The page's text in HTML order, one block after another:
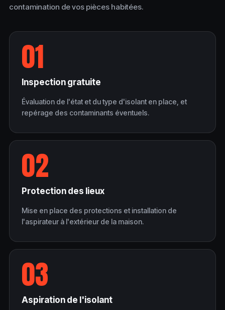
contamination de vos pièces habitées.
01
Inspection gratuite
Évaluation de l'état et du type d'isolant en place, et
repérage des contaminants éventuels.
02
Protection des lieux
Mise en place des protections et installation de
l'aspirateur à l'extérieur de la maison.
03
Aspiration de l'isolant